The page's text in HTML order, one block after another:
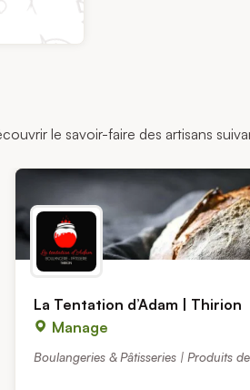
le savoir-faire des artisans
La Tentation d’Adam | Thirion
Manage
Boulangeries & Pâtisseries | Produits